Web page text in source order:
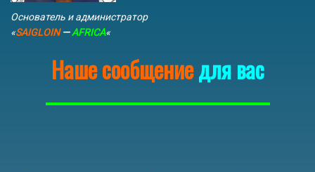
Основатель и администратор
«SAIGLOIN—AFRICA«
Наше сообщениедля вас